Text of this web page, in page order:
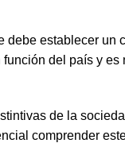
debe establecer un
del país y
de la
comprender